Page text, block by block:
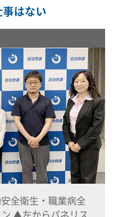
はない
全衛生・職業病全